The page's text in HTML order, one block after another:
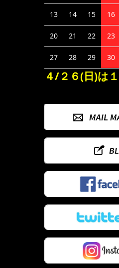
13 14 15 16
20 21 22 23
27 28 29 30
４/２６(日)は